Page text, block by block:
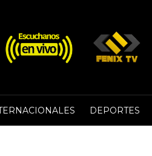
DEPORTES